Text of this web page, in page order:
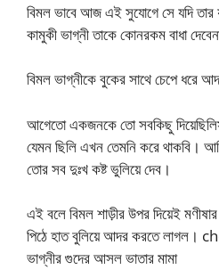
বিমল ভাবে আজ এই সুযোগে সে যদি তার
কামুকী ভাগ্নী তাকে কোনরকম বাধা
বিমল ভাগ্নীকে বুকের সাথে চেপে ধরে
আগেতো একজনকে তো সবকিছু
যেমন ছিলি এখন তেমনি করে থাকবি।
তোর সব দুঃখ কষ্ট ভুলিয়ে দেব।
এই বলে বিমল শাড়ীর উপর দিয়েই
পিঠে হাত বুলিয়ে আদর করতে
ভাগ্নীর গুদের আসল ভাতার মামা